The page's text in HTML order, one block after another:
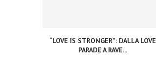
“LOVE IS STRONGER”: DALLA LOVE
PARADE A RAVE...